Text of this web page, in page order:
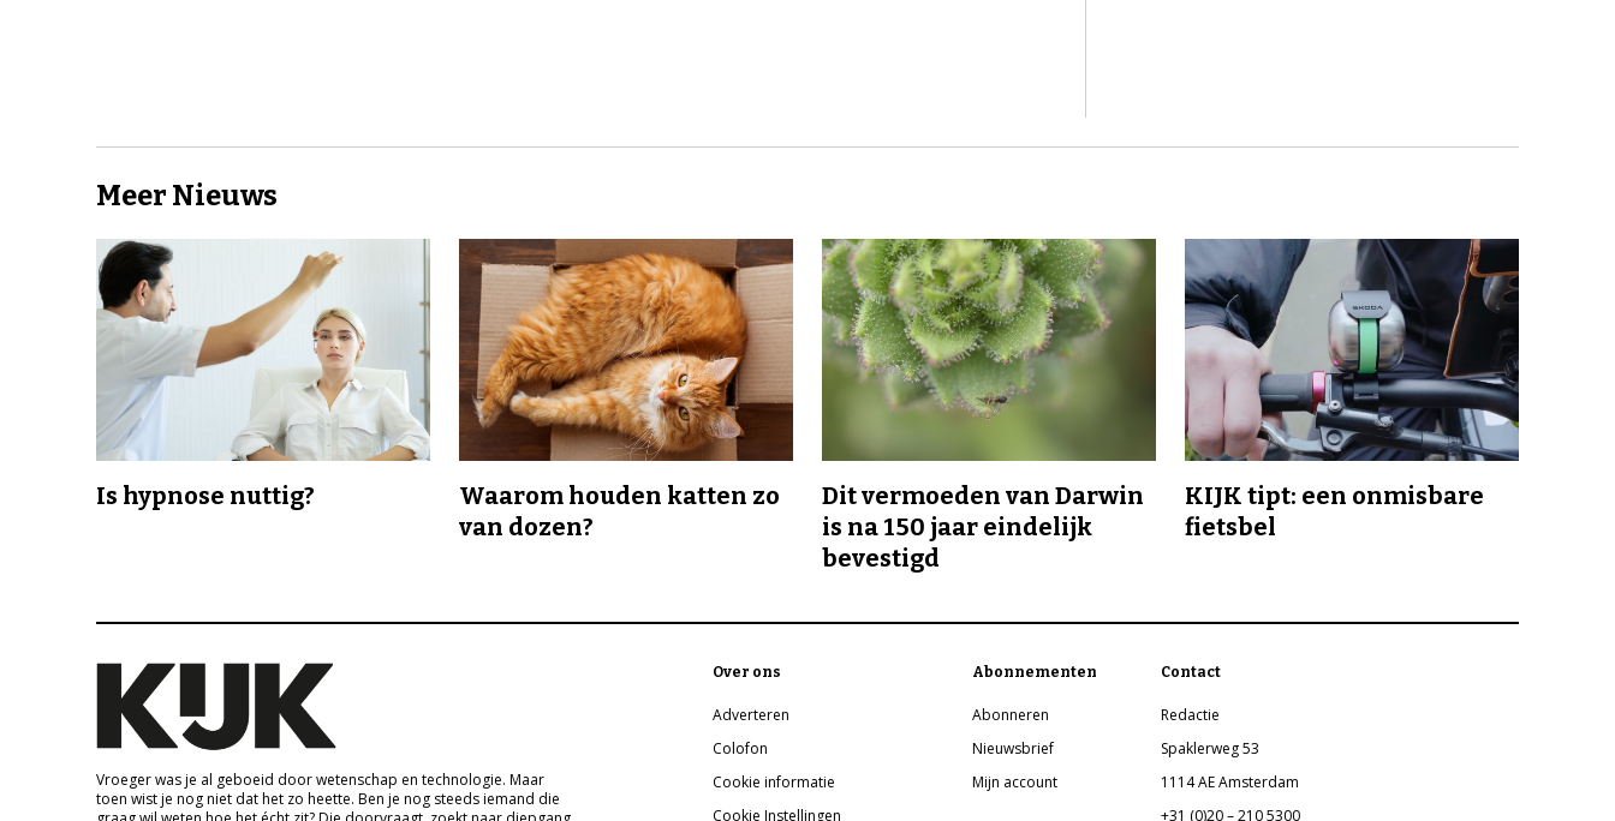
Meer Nieuws
Is hypnose nuttig?
Waarom houden katten zo
van dozen?
Dit vermoeden van Darwin
is na 150 jaar eindelijk
bevestigd
KIJK tipt: een onmisbare
fietsbel
Vroeger was je al geboeid door wetenschap en technologie. Maar
toen wist je nog niet dat het zo heette. Ben je nog steeds iemand die
Over ons
Adverteren
Colofon
Cookie informatie
Cookie Instellingen
Abonnementen
Abonneren
Nieuwsbrief
Mijn account
Contact
Redactie
Spaklerweg 53
1114 AE Amsterdam
+31 (0)20 – 210 5300